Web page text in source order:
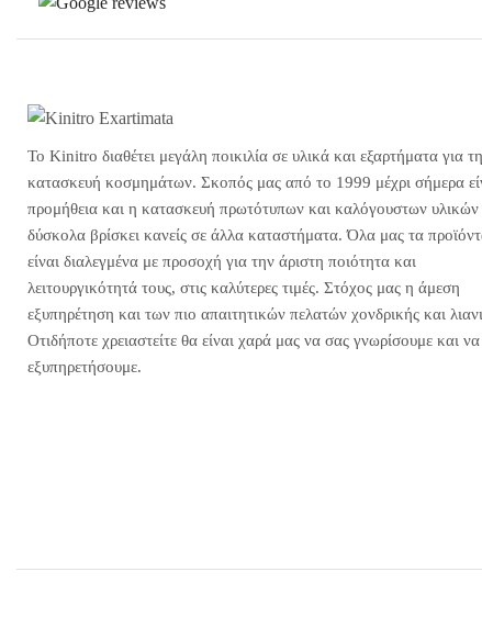
Το Kinitro διαθέτει μεγάλη ποικιλία σε υλικά και εξαρτήματα για
κατασκευή κοσμημάτων. Σκοπός μας από το 1999 μέχρι σήμερα
προμήθεια και η κατασκευή πρωτότυπων και καλόγουστων
δύσκολα βρίσκει κανείς σε άλλα καταστήματα. Όλα μας τα
είναι διαλεγμένα με προσοχή για την άριστη ποιότητα και
λειτουργικότητά τους, στις καλύτερες τιμές. Στόχος μας η άμεση
εξυπηρέτηση και των πιο απαιτητικών πελατών χονδρικής και
Οτιδήποτε χρειαστείτε θα είναι χαρά μας να σας γνωρίσουμε και
εξυπηρετήσουμε.